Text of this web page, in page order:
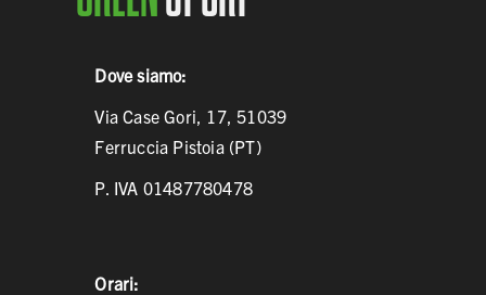
Dove siamo:
Via Case Gori, 17, 51039
Ferruccia Pistoia (PT)
P. IVA 01487780478
Orari: